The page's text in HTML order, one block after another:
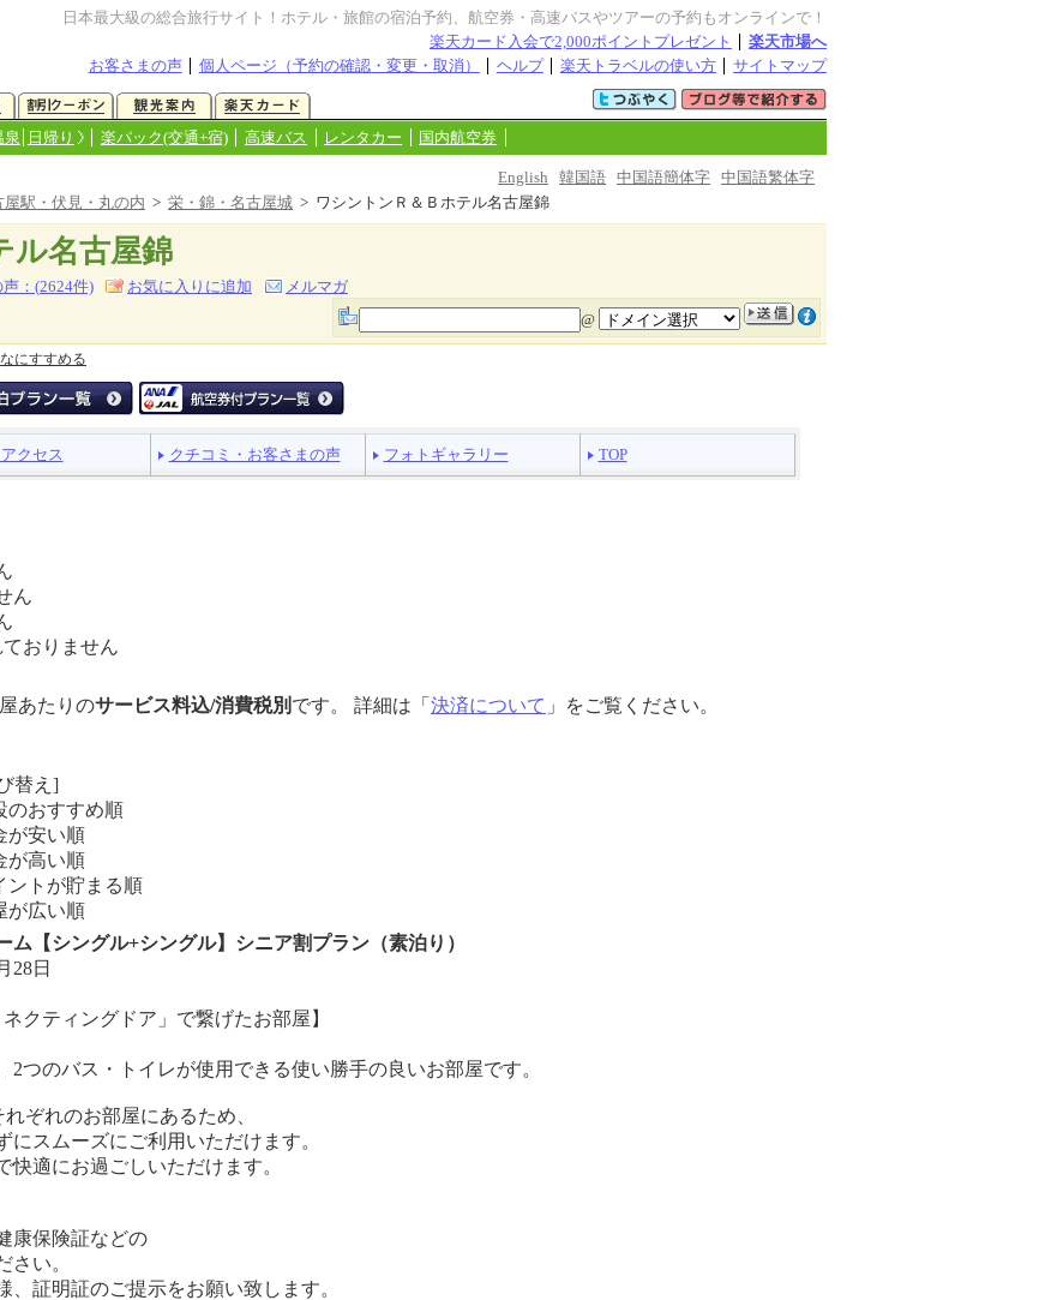
日本最大級の総合旅行サイト！ホテル・旅館の宿泊予約、航空券・高速バスやツアーの予約もオンラインで！
楽天カード入会で2,000ポイントプレゼント
楽天市場へ
お客さまの声
個人ページ（予約の確認・変更・取消） ヘルプ 楽天トラベルの使い方 サイトマップ
泉 日帰り 楽パック(交通+宿) 高速バス レンタカー 国内航空券
English 韓国語 中国語簡体字 中国語繁体字
屋駅・伏見・丸の内 > 栄・錦・名古屋城 > ワシントンＲ＆Ｂホテル名古屋錦
ル名古屋錦
声：(2624件) お気に入りに追加
メルマガ
@
にすすめる
クセス クチコミ・お客さまの声 フォトギャラリー TOP
ん
おりません
あたりのサービス料込/消費税別 です。 詳細は「 決済について 」をご覧ください。
替え]
のおすすめ順
が安い順
が高い順
ントが貯まる順
が広い順
ム【シングル+シングル】シニア割プラン（素泊り）
28日
クティングドア」で繋げたお部屋】
つのバス・トイレが使用できる使い勝手の良いお部屋です。
ぞれのお部屋にあるため、
スムーズにご利用いただけます。
適にお過ごしいただけます。
康保険証などの
い。
証明証のご提示をお願い致します。